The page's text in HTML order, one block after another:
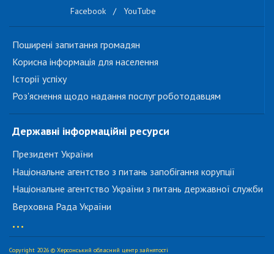
Facebook / YouTube
Поширені запитання громадян
Корисна інформація для населення
Історії успіху
Роз'яснення щодо надання послуг роботодавцям
Державні інформаційні ресурси
Президент України
Національне агентство з питань запобігання корупції
Національне агентство України з питань державної служби
Верховна Рада України
...
Copyright 2026 © Херсонський обласний центр зайнятості